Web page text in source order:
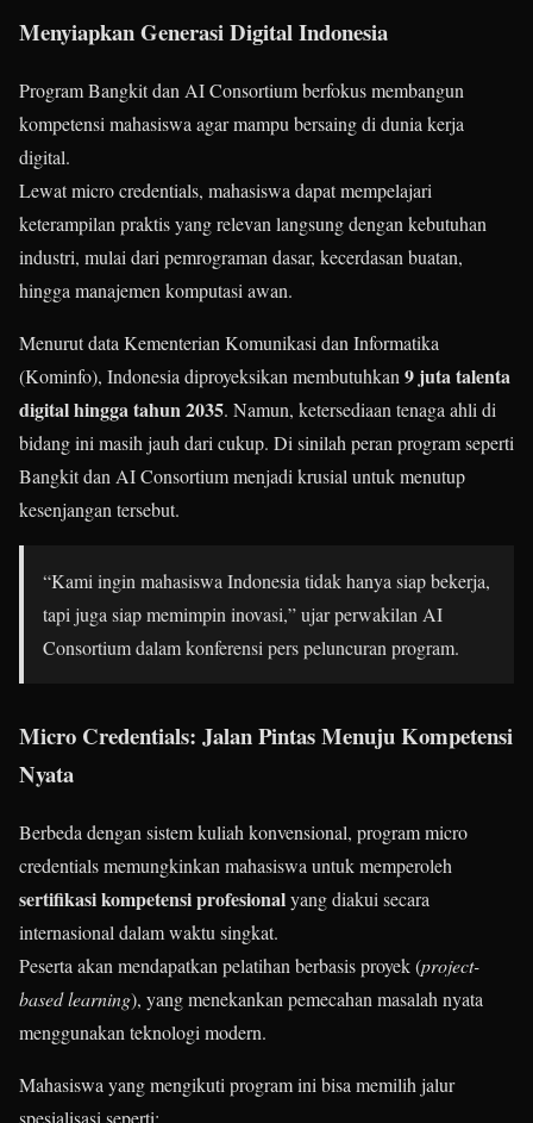
Menyiapkan Generasi Digital Indonesia
Program Bangkit dan AI Consortium berfokus membangun
kompetensi mahasiswa agar mampu bersaing di dunia kerja
digital.
Lewat micro credentials, mahasiswa dapat mempelajari
keterampilan praktis yang relevan langsung dengan kebutuhan
industri, mulai dari pemrograman dasar, kecerdasan buatan,
hingga manajemen komputasi awan.
Menurut data Kementerian Komunikasi dan Informatika
(Kominfo), Indonesia diproyeksikan membutuhkan 9 juta talenta
digital hingga tahun 2035. Namun, ketersediaan tenaga ahli di
bidang ini masih jauh dari cukup. Di sinilah peran program seperti
Bangkit dan AI Consortium menjadi krusial untuk menutup
kesenjangan tersebut.
“Kami ingin mahasiswa Indonesia tidak hanya siap bekerja,
tapi juga siap memimpin inovasi,” ujar perwakilan AI
Consortium dalam konferensi pers peluncuran program.
Micro Credentials: Jalan Pintas Menuju Kompetensi
Nyata
Berbeda dengan sistem kuliah konvensional, program micro
credentials memungkinkan mahasiswa untuk memperoleh
sertifikasi kompetensi profesionalyang diakui secara
internasional dalam waktu singkat.
Peserta akan mendapatkan pelatihan berbasis proyek (project-
based learning), yang menekankan pemecahan masalah nyata
menggunakan teknologi modern.
Mahasiswa yang mengikuti program ini bisa memilih jalur
spesialisasi seperti: